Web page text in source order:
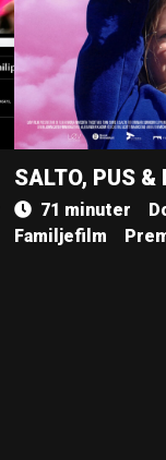
SALTO, PUS &
71 minuter
Familjefilm